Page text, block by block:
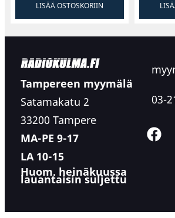
LISÄÄ OSTOSKORIIN
Tampereen myymälä
Satamakatu 2
33200 Tampere
MA-PE 9-17
LA 10-15
Huom. heinäkuussa
lauantaisin suljettu
03-